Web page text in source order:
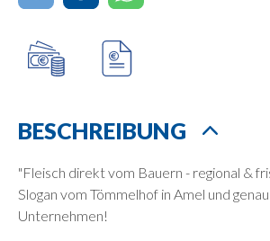
BESCHREIBUNG
"Fleisch direkt vom Bauern - regional &
Slogan vom Tömmelhof in Amel und
Unternehmen!